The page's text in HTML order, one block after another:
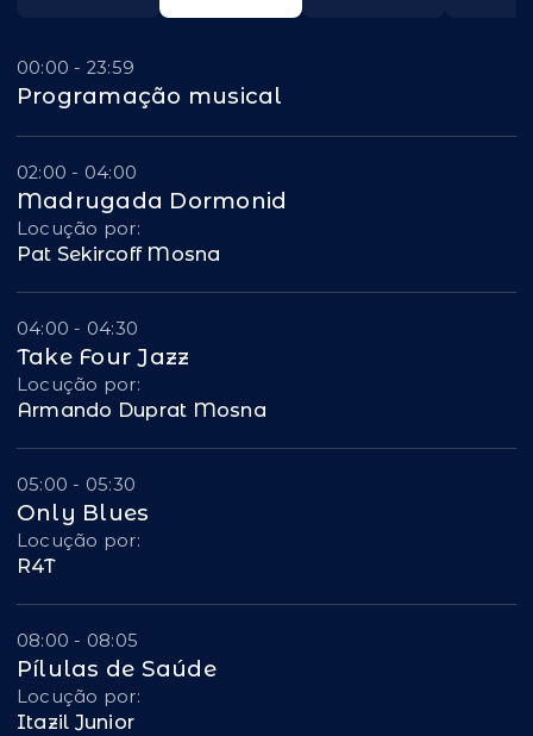
00:00 - 23:59
Programação musical
02:00 - 04:00
Madrugada Dormonid
Locução por:
Pat Sekircoff Mosna
04:00 - 04:30
Take Four Jazz
Locução por:
Armando Duprat Mosna
05:00 - 05:30
Only Blues
Locução por:
R4T
08:00 - 08:05
Pílulas de Saúde
Locução por:
Itazil Junior